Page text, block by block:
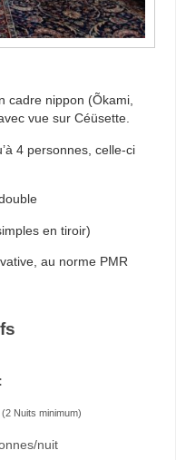
cadre nippon (Õkami,
vue sur Céüsette.
4 personnes, celle-ci
en tiroir)
au norme PMR
(2 Nuits minimum)
nuit